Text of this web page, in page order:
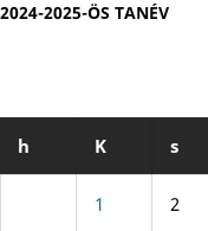
2024-2025-ÖS TANÉV
h K s
1 2